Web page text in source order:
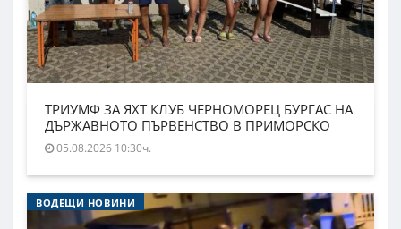
ТРИУМФ ЗА ЯХТ КЛУБ ЧЕРНОМОРЕЦ БУРГАС НА
ДЪРЖАВНОТО ПЪРВЕНСТВО В ПРИМОРСКО
05.08.2026 10:30ч.
ВОДЕЩИ НОВИНИ